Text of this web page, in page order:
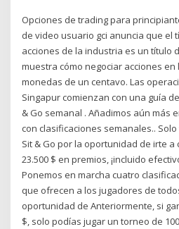
Opciones de trading para
de video usuario gci anuncia que el
acciones de la industria es un título
muestra cómo negociar acciones
monedas de un centavo. Las
Singapur comienzan con una guía
& Go semanal . Añadimos aún más
con clasificaciones semanales..
Sit & Go por la oportunidad de irte a
23.500 $ en premios, ¡incluido
Ponemos en marcha cuatro
que ofrecen a los jugadores de
oportunidad de Anteriormente, si
$, solo podías jugar un torneo de